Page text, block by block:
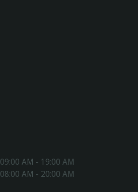
09:00 AM - 19:00 AM
08:00 AM - 20:00 AM